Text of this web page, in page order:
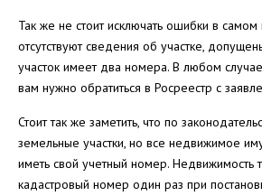
Так же не стоит исключать ошибки в самом
отсутствуют сведения об участке,
участок имеет два номера. В любом
вам нужно обратиться в Росреестр с
Стоит так же заметить, что по
земельные участки, но все недвижимое
иметь свой учетный номер. Недвижимость
кадастровый номер один раз при